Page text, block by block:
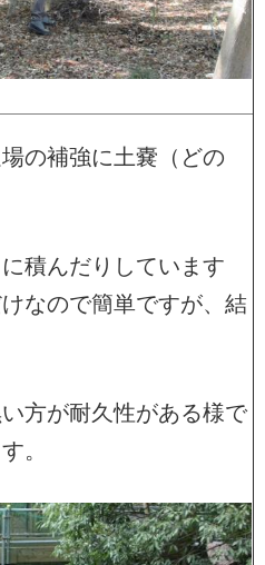
の補強に土嚢（どの
積んだりしています
なので簡単ですが、結
方が耐久性がある様で
。